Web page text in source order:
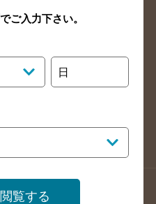
徳島県のバー検索
福岡県のバー検索
佐賀県のバー検索
舗情報更新方法のご案内
ご入力下さい。
日
覧する